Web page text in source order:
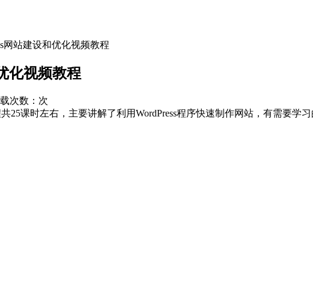
网站建设和优化视频教程
化视频教程
次数： 次
25课时左右，主要讲解了利用WordPress程序快速制作网站，有需要